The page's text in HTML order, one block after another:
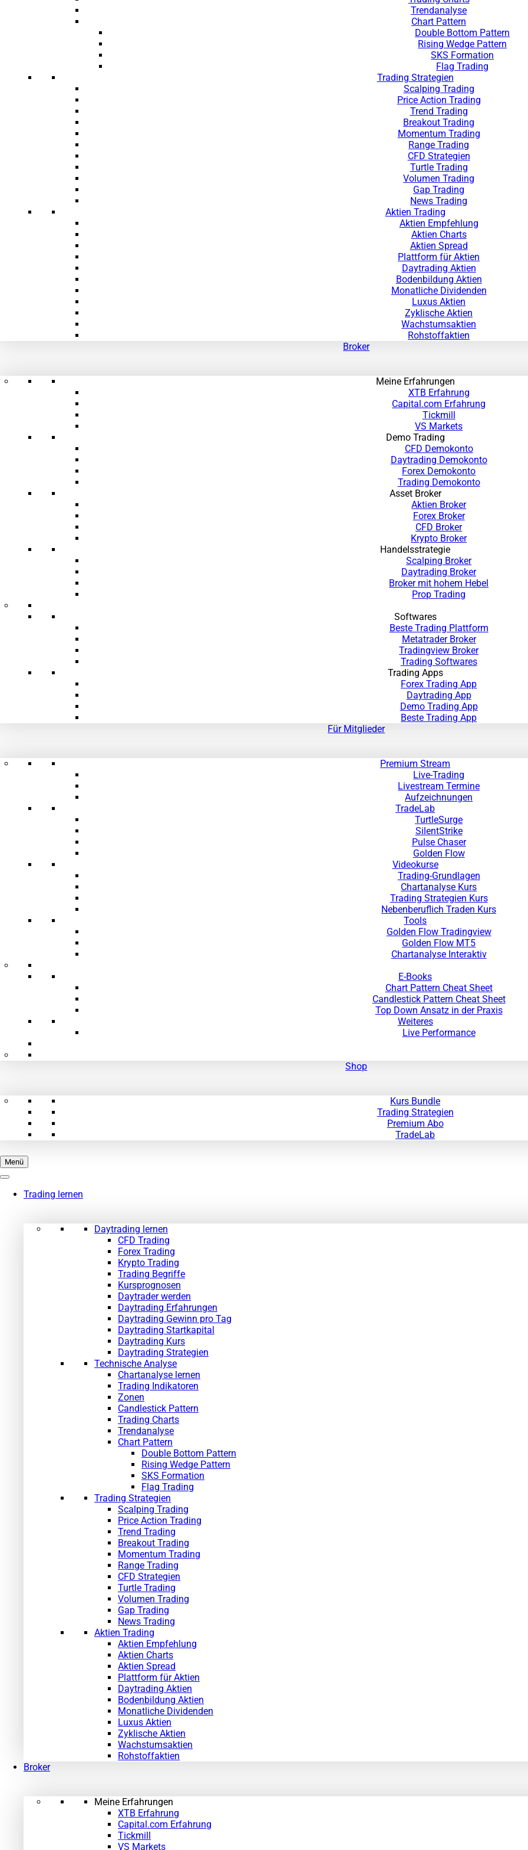
Trendanalyse
Chart Pattern
Double Bottom Pattern
Rising Wedge Pattern
SKS Formation
Flag Trading
Trading Strategien
Scalping Trading
Price Action Trading
Trend Trading
Breakout Trading
Momentum Trading
Range Trading
CFD Strategien
Turtle Trading
Volumen Trading
Gap Trading
News Trading
Aktien Trading
Aktien Empfehlung
Aktien Charts
Aktien Spread
Plattform für Aktien
Daytrading Aktien
Bodenbildung Aktien
Monatliche Dividenden
Luxus Aktien
Zyklische Aktien
Wachstumsaktien
Rohstoffaktien
Broker
Meine Erfahrungen
XTB Erfahrung
Capital.com Erfahrung
Tickmill
VS Markets
Demo Trading
CFD Demokonto
Daytrading Demokonto
Forex Demokonto
Trading Demokonto
Asset Broker
Aktien Broker
Forex Broker
CFD Broker
Krypto Broker
Handelsstrategie
Scalping Broker
Daytrading Broker
Broker mit hohem Hebel
Prop Trading
Softwares
Beste Trading Plattform
Metatrader Broker
Tradingview Broker
Trading Softwares
Trading Apps
Forex Trading App
Daytrading App
Demo Trading App
Beste Trading App
Für Mitglieder
Premium Stream
Live-Trading
Livestream Termine
Aufzeichnungen
TradeLab
TurtleSurge
SilentStrike
Pulse Chaser
Golden Flow
Videokurse
Trading-Grundlagen
Chartanalyse Kurs
Trading Strategien Kurs
Nebenberuflich Traden Kurs
Tools
Golden Flow Tradingview
Golden Flow MT5
Chartanalyse Interaktiv
E-Books
Chart Pattern Cheat Sheet
Candlestick Pattern Cheat Sheet
Top Down Ansatz in der Praxis
Weiteres
Live Performance
Shop
Kurs Bundle
Trading Strategien
Premium Abo
TradeLab
Menü
Trading lernen
Daytrading lernen
CFD Trading
Forex Trading
Krypto Trading
Trading Begriffe
Kursprognosen
Daytrader werden
Daytrading Erfahrungen
Daytrading Gewinn pro Tag
Daytrading Startkapital
Daytrading Kurs
Daytrading Strategien
Technische Analyse
Chartanalyse lernen
Trading Indikatoren
Zonen
Candlestick Pattern
Trading Charts
Trendanalyse
Chart Pattern
Double Bottom Pattern
Rising Wedge Pattern
SKS Formation
Flag Trading
Trading Strategien
Scalping Trading
Price Action Trading
Trend Trading
Breakout Trading
Momentum Trading
Range Trading
CFD Strategien
Turtle Trading
Volumen Trading
Gap Trading
News Trading
Aktien Trading
Aktien Empfehlung
Aktien Charts
Aktien Spread
Plattform für Aktien
Daytrading Aktien
Bodenbildung Aktien
Monatliche Dividenden
Luxus Aktien
Zyklische Aktien
Wachstumsaktien
Rohstoffaktien
Broker
Meine Erfahrungen
XTB Erfahrung
Capital.com Erfahrung
Tickmill
VS Markets